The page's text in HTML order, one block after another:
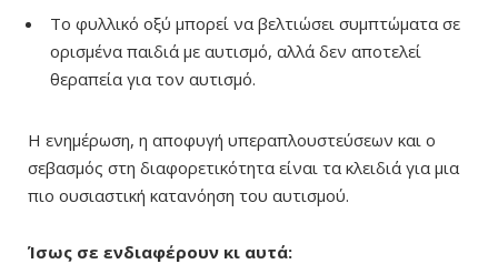
Το φυλλικό οξύ μπορεί να βελτιώσει συμπτώματα σε
ορισμένα παιδιά με αυτισμό, αλλά δεν αποτελεί
θεραπεία για τον αυτισμό.
Η ενημέρωση, η αποφυγή υπεραπλουστεύσεων και ο
σεβασμός στη διαφορετικότητα είναι τα κλειδιά για μια
πιο ουσιαστική κατανόηση του αυτισμού.
Ίσως σε ενδιαφέρουν κι αυτά: